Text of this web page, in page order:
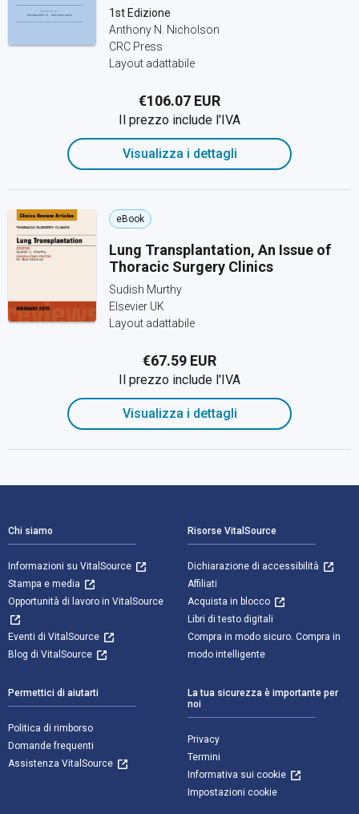
1st Edizione
Anthony N. Nicholson
CRC Press
Layout adattabile
€106.07 EUR
Il prezzo include l'IVA
Visualizza i dettagli
eBook
Lung Transplantation, An Issue of
Thoracic Surgery Clinics
Sudish Murthy
Elsevier UK
Layout adattabile
€67.59 EUR
Il prezzo include l'IVA
Visualizza i dettagli
Chi siamo
Informazioni su VitalSource
Stampa e media
Opportunità di lavoro in VitalSource
Eventi di VitalSource
Blog di VitalSource
Risorse VitalSource
Dichiarazione di accessibilità
Affiliati
Acquista in blocco
Libri di testo digitali
Compra in modo sicuro. Compra in
modo intelligente
Permettici di aiutarti
Politica di rimborso
Domande frequenti
Assistenza VitalSource
La tua sicurezza è importante per
noi
Privacy
Termini
Informativa sui cookie
Impostazioni cookie